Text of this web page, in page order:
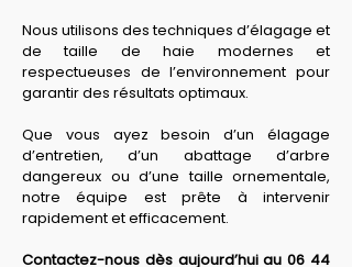
Nous utilisons des techniques d’élagage et
de taille de haie modernes et
respectueuses de l’environnement pour
garantir des résultats optimaux.
Que vous ayez besoin d’un élagage
d’entretien, d’un abattage d’arbre
dangereux ou d’une taille ornementale,
notre équipe est prête à intervenir
rapidement et efficacement.
Contactez-nous dès aujourd’hui au 06 44